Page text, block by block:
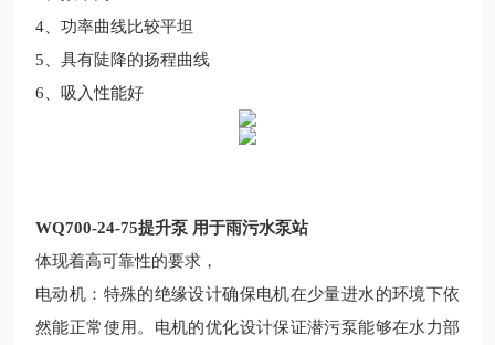
4、功率曲线比较平坦
5、具有陡降的扬程曲线
6、吸入性能好
WQ700-24-75提升泵 用于雨污水泵站
体现着高可靠性的要求 ，
电动机：特殊的绝缘设计确保电机在少量进水的环境下依
然能正常使用。电机的优化设计保证潜污泵能够在水力部